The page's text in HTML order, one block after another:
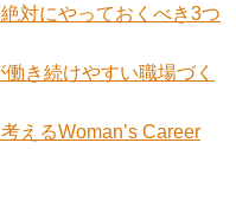
対にやっておくべき3つ
き続けやすい職場づく
えるWoman’s Career